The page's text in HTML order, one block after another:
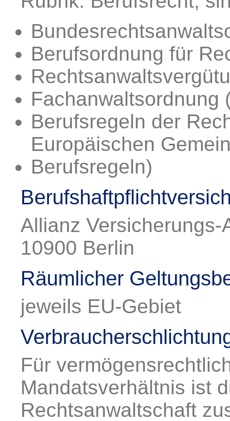
Berufsordnung für
Fachanwaltsordnung
Berufsregeln der
Europäischen
Berufsregeln)
Allianz Versicherungs-
10900 Berlin
Räumlicher
jeweils EU-Gebiet
Für
Mandatsverhältnis ist
Rechtsanwaltschaft